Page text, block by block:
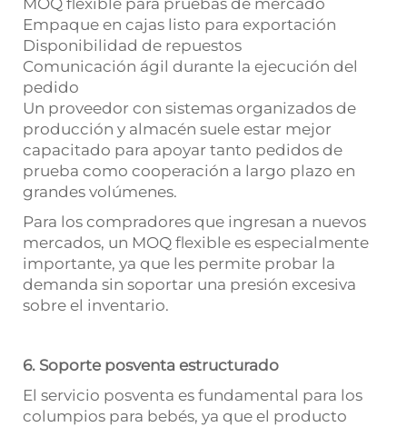
MOQ flexible para pruebas de mercado
Empaque en cajas listo para exportación
Disponibilidad de repuestos
Comunicación ágil durante la ejecución del
pedido
Un proveedor con sistemas organizados de
producción y almacén suele estar mejor
capacitado para apoyar tanto pedidos de
prueba como cooperación a largo plazo en
grandes volúmenes.
Para los compradores que ingresan a nuevos
mercados, un MOQ flexible es especialmente
importante, ya que les permite probar la
demanda sin soportar una presión excesiva
sobre el inventario.
6. Soporte posventa estructurado
El servicio posventa es fundamental para los
columpios para bebés, ya que el producto